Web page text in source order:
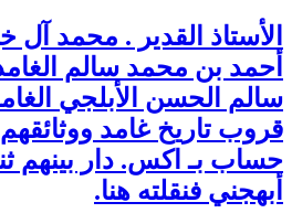
الأستاذ القدير . محمد آل
أحمد بن محمد سالم
سالم الحسن الأبلجي
قروب تاريخ غامد
حساب بـ اكس. دار بينهم
أبهجني فنقلته هنا.